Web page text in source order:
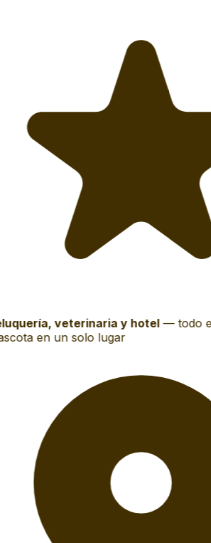
veterinaria y hotel— todo
en un solo lugar